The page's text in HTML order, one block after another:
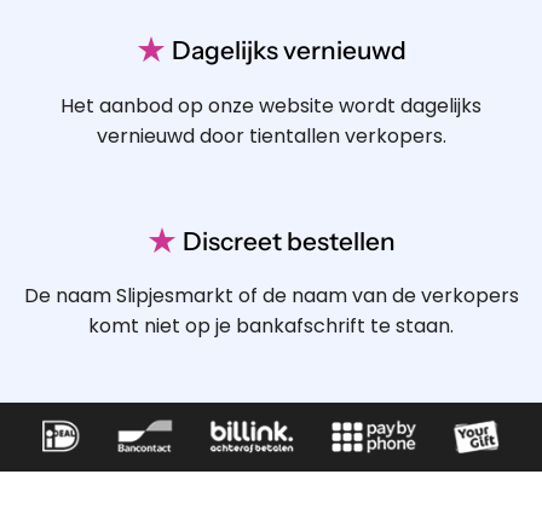
★ Dagelijks vernieuwd
Het aanbod op onze website wordt dagelijks
vernieuwd door tientallen verkopers.
★ Discreet bestellen
De naam Slipjesmarkt of de naam van de verkopers
komt niet op je bankafschrift te staan.